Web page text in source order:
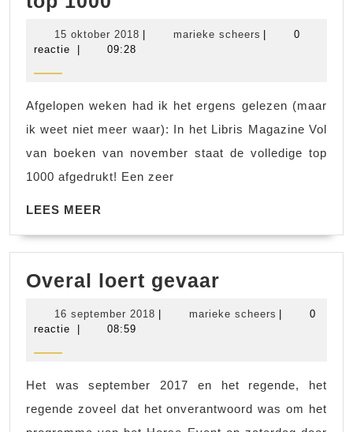
boeken
15 oktober 2018 15
marieke scheers marieke
0
reactie
09:28
Afgelopen weken had ik het ergens gelezen (maar
ik weet niet meer waar): In het Libris Magazine Vol
van boeken van november staat de volledige top
1000 afgedrukt! Een zeer
LEES MEER
Overal loert gevaar
gevaar
16 september 2018 16
marieke scheers marieke
0
reactie
08:59
Het was september 2017 en het regende, het
regende zoveel dat het onverantwoord was om het